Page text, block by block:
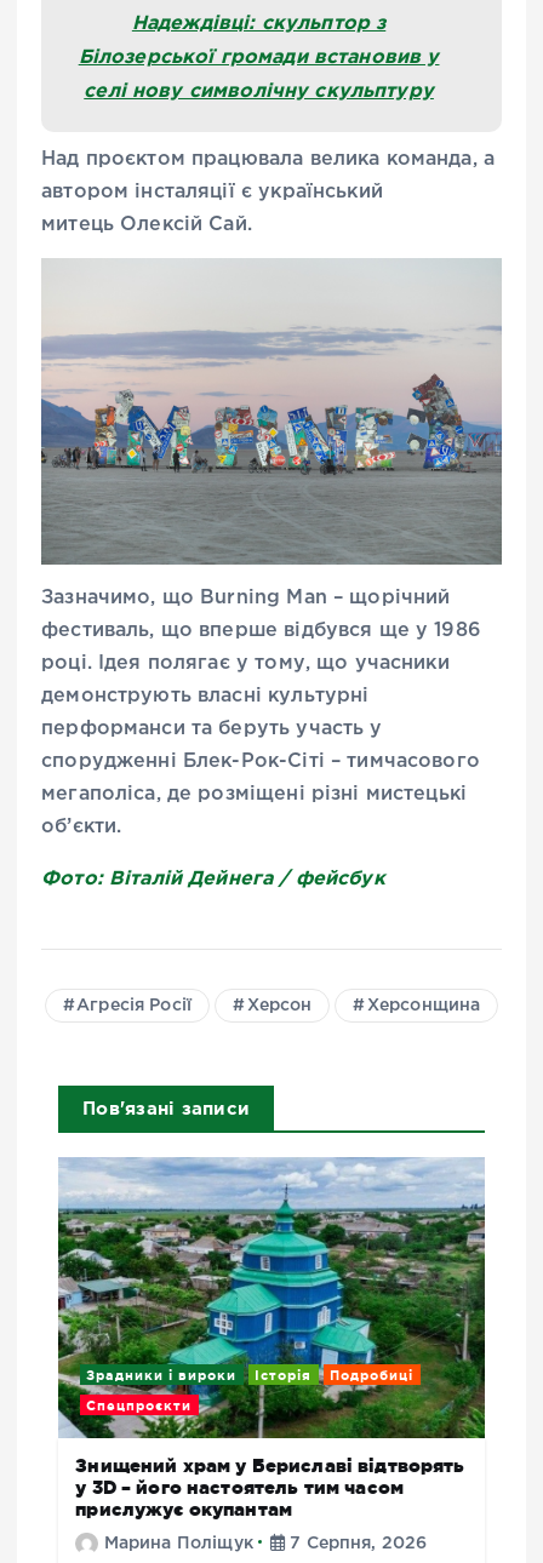
Надеждівці: скульптор з
Білозерської громади встановив у
селі нову символічну скульптуру
Над проєктом працювала велика команда, а
автором інсталяції є український
митець Олексій Сай.
Зазначимо, що Burning Man – щорічний
фестиваль, що вперше відбувся ще у 1986
році. Ідея полягає у тому, що учасники
демонструють власні культурні
перформанси та беруть участь у
спорудженні Блек-Рок-Сіті – тимчасового
мегаполіса, де розміщені різні мистецькі
об’єкти.
Фото: Віталій Дейнега / фейсбук
Агресія Росії Херсон Херсонщина
Пов'язані записи
Зрадники і вироки Історія Подробиці
Спецпроєкти
Знищений храм у Бериславі відтворять
у 3D – його настоятель тим часом
прислужує окупантам
Марина Поліщук 7 Серпня, 2026